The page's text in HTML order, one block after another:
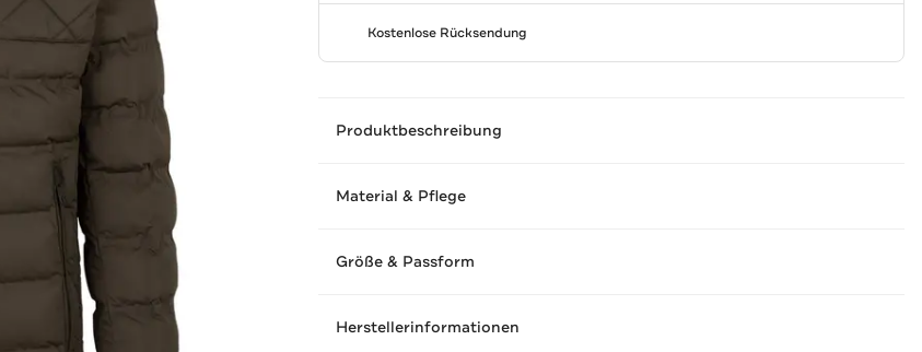
Kostenlose Rücksendung
Produktbeschreibung
Material & Pflege
Größe & Passform
Herstellerinformationen